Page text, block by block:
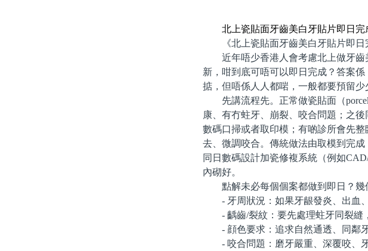
北上瓷貼面牙齒美白牙貼片即日完
《北上瓷貼面牙齒美白牙貼片即日
近年唔少香港人會考慮北上做牙齒
新，咁到底可唔可以即日完成？答案
掂，但唔係人人都啱，一般都要預留少
先講流程先。正常做瓷貼面（
康、有冇蛀牙、崩裂、咬合問題；之
數碼口掃或者取印模；有啲診所會先
去、微調咬合。傳統做法由取模到完
同日數碼設計加瓷修複系統（例如
內砌好。
點解未必每個個案都做到即日？幾
- 牙周狀況：如果牙龈發炎、出血、
- 齲齒/裂紋：要先處理蛀牙同裂縫
- 顔色要求：追求自然通透、同鄰牙
- 咬合問題：磨牙嚴重、深覆咬、牙